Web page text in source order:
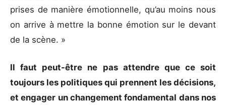
prises de manière émotionnelle, qu’au moins nous
on arrive à mettre la bonne émotion sur le devant
de la scène. »
Il faut peut-être ne pas attendre que ce soit
toujours les politiques qui prennent les décisions,
et engager un changement fondamental dans nos